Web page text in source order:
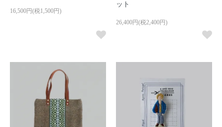
16,500円(税1,500円)
ット
26,400円(税2,400円)